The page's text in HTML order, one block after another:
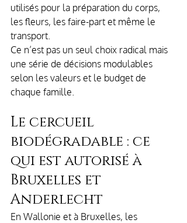
utilisés pour la préparation du corps,
les fleurs, les faire-part et même le
transport.
Ce n’est pas un seul choix radical mais
une série de décisions modulables
selon les valeurs et le budget de
chaque famille.
Le cercueil
biodégradable : ce
qui est autorisé à
Bruxelles et
Anderlecht
En Wallonie et à Bruxelles, les